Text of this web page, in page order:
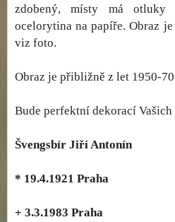
zdobený, místy má
ocelorytina na papíře. Obraz
viz foto.
Obraz je přibližně z let 1950-
Bude perfektní dekorací Vašich
Švengsbír Jiří Antonín
* 19.4.1921 Praha
+ 3.3.1983 Praha